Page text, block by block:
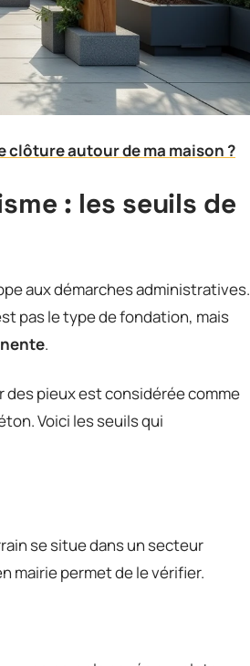
autour de ma maison ?
: les seuils de
aux démarches administratives.
pas le type de fondation, mais
.
pieux est considérée comme
Voici les seuils qui
se situe dans un secteur
mairie permet de le vérifier.